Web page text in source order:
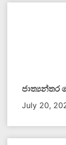
ජාත්‍යන්තර
July 20,